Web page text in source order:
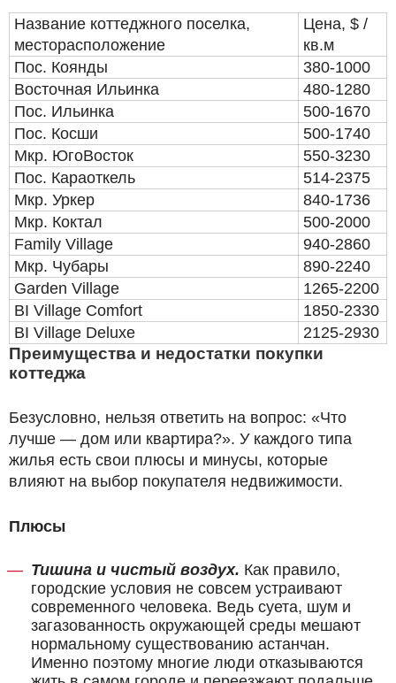
Название коттеджного поселка,
месторасположение
Цена, $ /
кв.м
Пос. Коянды
380-1000
Восточная Ильинка
480­-1280
Пос. Ильинка
500-­1670
Пос. Косши
500­-1740
Мкр. Юго­Восток
550­-3230
Пос. Караоткель
514­-2375
Мкр. Уркер
840­-1736
Мкр. Коктал
500­-2000
Family Village
940­-2860
Мкр. Чубары
890­-2240
Garden Village
1265-­2200
BI Village Comfort
1850­-2330
BI Village Deluxe
2125­-2930
Преимущества и недостатки покупки
коттеджа
Безусловно, нельзя ответить на вопрос: «Что
лучше — дом или квартира?». У каждого типа
жилья есть свои плюсы и минусы, которые
влияют на выбор покупателя недвижимости.
Плюсы
Тишина и чистый воздух. Как правило,
городские условия не совсем устраивают
современного человека. Ведь суета, шум и
загазованность окружающей среды мешают
нормальному существованию астанчан.
Именно поэтому многие люди отказываются